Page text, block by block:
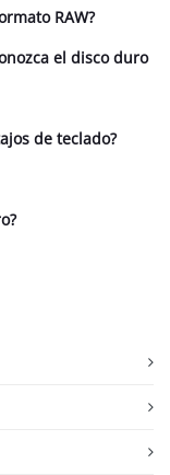
RAW?
el disco duro
de teclado?